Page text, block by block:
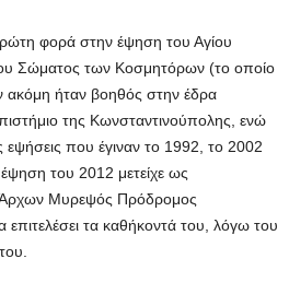
φορά στην έψηση του Αγίου
Σώματος των Κοσμητόρων (το οποίο
ακόμη ήταν βοηθός στην έδρα
της Κωνσταντινούπολης, ενώ
εψήσεις που έγιναν το 1992, το 2002
του 2012 μετείχε ως
Μυρεψός Πρόδρομος
τα καθήκοντά του, λόγω του